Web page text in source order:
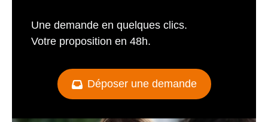
Une demande en quelques clics.
Votre proposition en 48h.
Déposer une demande